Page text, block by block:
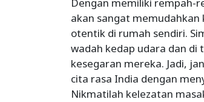
akan sangat
otentik di rumah sendiri.
wadah kedap udara dan
kesegaran mereka. Jadi,
cita rasa India dengan
Nikmatilah kelezatan